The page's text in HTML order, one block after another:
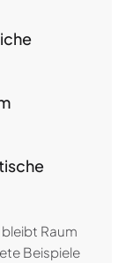
Raum
Beispiele